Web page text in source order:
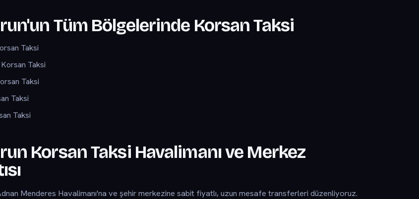
Tüm Bölgelerinde Korsan Taksi
Taksi
Taksi
Taksi
Taksi
Taksi
Korsan Taksi Havalimanı ve Merkez
Menderes Havalimanı'na ve şehir merkezine sabit fiyatlı, uzun mesafe transferleri düzenliyoruz.